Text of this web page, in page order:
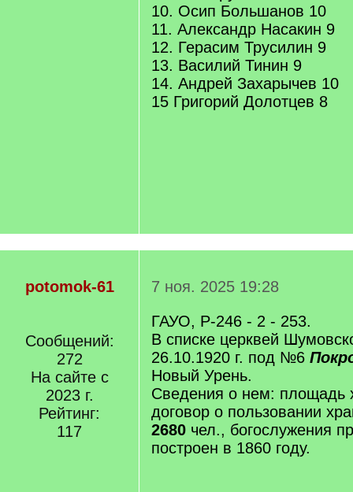
10. Осип Большанов 10
11. Александр Насакин 9
12. Герасим Трусилин 9
13. Василий Тинин 9
14. Андрей Захарычев 10
15 Григорий Долотцев 8
potomok-61
Сообщений:
272
На сайте с
2023 г.
Рейтинг:
117
7 ноя. 2025 19:28
ГАУО, Р-246 - 2 - 253.
В списке церквей
26.10.1920 г. под №6
Новый Урень.
Сведения о нем: площадь
договор о пользовании
2680 чел., богослужения
построен в 1860 году.